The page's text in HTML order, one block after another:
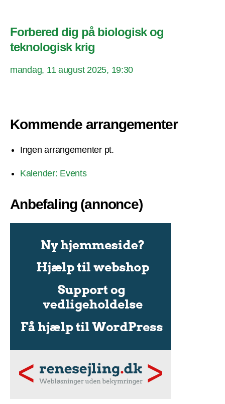
Forbered dig på biologisk og
teknologisk krig
mandag, 11 august 2025, 19:30
Kommende arrangementer
Ingen arrangementer pt.
Kalender: Events
Anbefaling (annonce)